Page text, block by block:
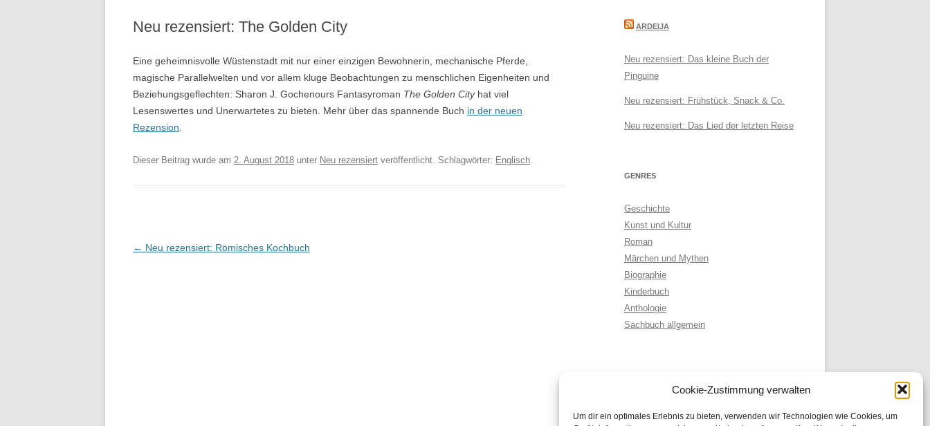
Cookie-Zustimmung verwalten
Um dir ein optimales Erlebnis zu bieten, verwenden wir Technologien wie Cookies, um
Neu rezensiert: The Golden City
Eine geheimnisvolle Wüstenstadt mit nur einer einzigen Bewohnerin, mechanische Pferde,
magische Parallelwelten und vor allem kluge Beobachtungen zu menschlichen Eigenheiten und
Beziehungsgeflechten: Sharon J. Gochenours Fantasyroman The Golden Cityhat viel
Lesenswertes und Unerwartetes zu bieten. Mehr über das spannende Buch in der neuen
Rezension
Dieser Beitrag wurde am 2. August 2018 unter Neu rezensiert veröffentlicht. Schlagwörter: Englisch.
Beitragsnavigation
← Neu rezensiert: Römisches Kochbuch
ARDEIJA
Neu rezensiert: Das kleine Buch der
Pinguine
Neu rezensiert: Frühstück, Snack & Co.
Neu rezensiert: Das Lied der letzten Reise
GENRES
Geschichte
Kunst und Kultur
Roman
Märchen und Mythen
Biographie
Kinderbuch
Anthologie
Sachbuch allgemein